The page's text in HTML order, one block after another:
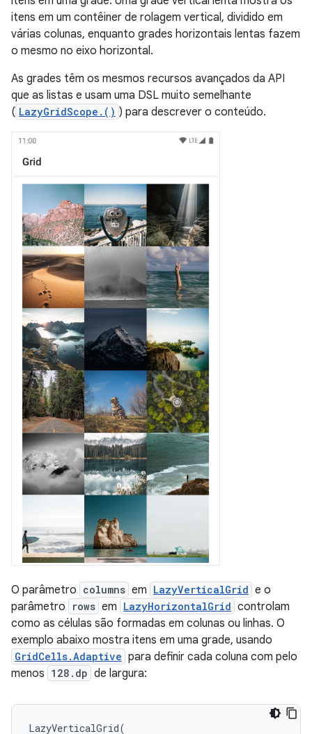
itens em um contêiner de rolagem vertical, dividido em
várias colunas, enquanto grades horizontais lentas fazem
o mesmo no eixo horizontal.
As grades têm os mesmos recursos avançados da API
que as listas e usam uma DSL muito semelhante
( LazyGridScope.() ) para descrever o conteúdo.
O parâmetro columns em LazyVerticalGrid e o
parâmetro
rows em LazyHorizontalGrid controlam
como as células são formadas em colunas ou linhas. O
exemplo abaixo mostra itens em uma grade, usando
GridCells.Adaptive para definir cada coluna com pelo
menos 128.dp de largura:
LazyVerticalGrid(